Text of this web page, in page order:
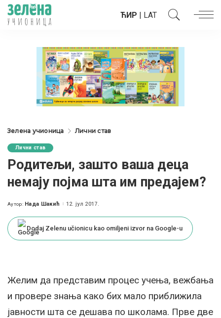
ЋИР | LAT
Зелена учионица Лични став
Лични став
Родитељи, зашто ваша деца
немају појма шта им предајем?
Posted
Аутор: Нада Шакић 12. јул 2017.
Dodaj Zelenu učionicu kao omiljeni izvor na Google-u
Желим да представим процес учења, вежбања
и провере знања како бих мало приближила
јавности шта се дешава по школама. Прве две